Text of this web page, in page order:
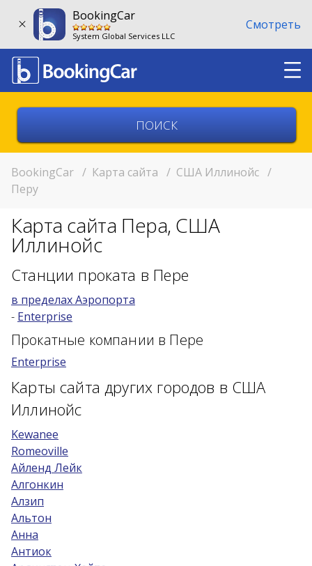
BookingCar
System Global Services LLC
Смотреть
Выберите город
Возврат в другом месте?
Возраст 25-70 лет?
Купон/промо
BookingCar / Карта сайта / США Иллинойс /
Перу
Карта сайта Пера, США
Иллинойс
Станции проката в Пере
в пределах Аэропорта
- Enterprise
Прокатные компании в Пере
Enterprise
Карты сайта других городов в США
Иллинойс
Kewanee
Romeoville
Айленд Лейк
Алгонкин
Алзип
Альтон
Анна
Антиок